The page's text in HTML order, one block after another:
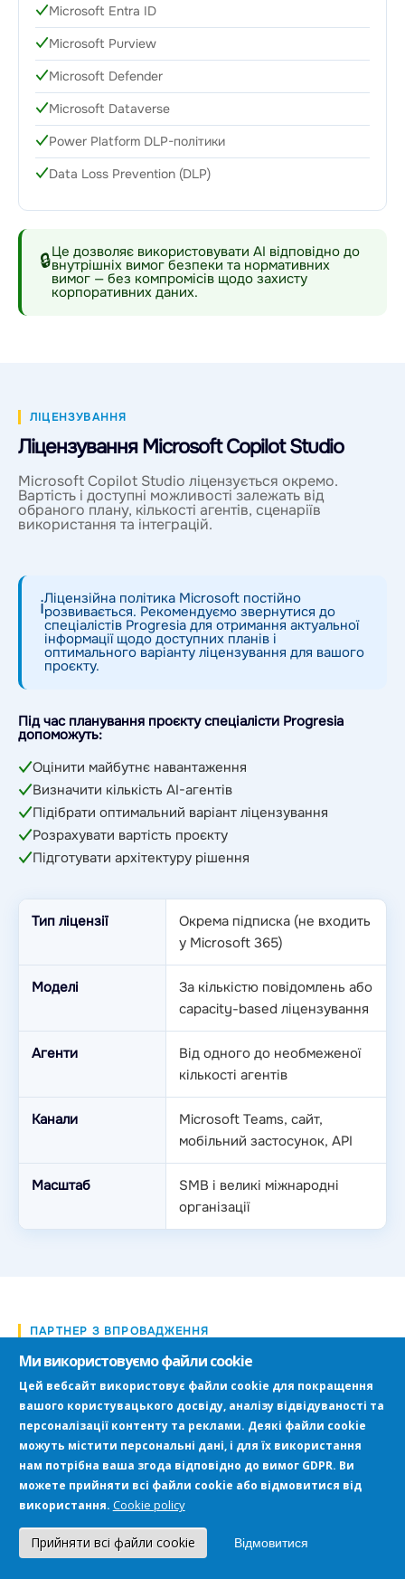
Microsoft Entra ID
Microsoft Purview
Microsoft Defender
Microsoft Dataverse
Power Platform DLP-політики
Data Loss Prevention (DLP)
🔒Це дозволяє використовувати AI відповідно до
внутрішніх вимог безпеки та нормативних
вимог — без компромісів щодо захисту
корпоративних даних.
ЛІЦЕНЗУВАННЯ
Ліцензування Microsoft Copilot Studio
Microsoft Copilot Studio ліцензується окремо.
Вартість і доступні можливості залежать від
обраного плану, кількості агентів, сценаріїв
використання та інтеграцій.
ℹЛіцензійна політика Microsoft постійно
розвивається. Рекомендуємо звернутися до
спеціалістів Progresia для отримання актуальної
інформації щодо доступних планів і
оптимального варіанту ліцензування для вашого
проєкту.
Під час планування проєкту спеціалісти Progresia
допоможуть:
Оцінити майбутнє навантаження
Визначити кількість AI-агентів
Підібрати оптимальний варіант ліцензування
Розрахувати вартість проєкту
Підготувати архітектуру рішення
Тип ліцензії
Окрема підписка (не входить
у Microsoft 365)
Моделі
За кількістю повідомлень або
capacity-based ліцензування
Агенти
Від одного до необмеженої
кількості агентів
Канали
Microsoft Teams, сайт,
мобільний застосунок, API
Масштаб
SMB і великі міжнародні
організації
ПАРТНЕР З ВПРОВАДЖЕННЯ
Чому варто впроваджувати Microsoft
Copilot Studio разом із Progresia
Створення AI-агента — це не лише налаштування
платформи. Найважливіше — правильно зрозуміти
бізнес-процеси компанії та спроєктувати сценарії,
які дійсно принесуть користь.
Ми використовуємо файли cookie
Цей вебсайт використовує файли cookie для покращення
вашого користувацького досвіду, аналізу відвідуваності та
персоналізації контенту та реклами. Деякі файли cookie
можуть містити персональні дані, і для їх використання
нам потрібна ваша згода відповідно до вимог GDPR. Ви
можете прийняти всі файли cookie або відмовитися від
використання. Cookie policy
Прийняти всі файли cookie Відмовитися